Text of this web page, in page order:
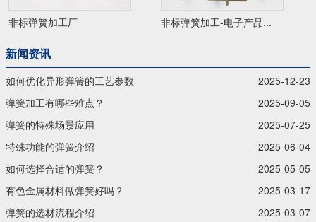
非标弹簧加工厂 非标弹簧加工-电子产品...
新闻资讯
如何优化异形弹簧的工艺参数
2025-12-23
弹簧加工有哪些难点？
2025-09-05
弹簧的特殊场景应用
2025-07-25
特殊功能的弹簧介绍
2025-06-04
如何选择合适的弹簧？
2025-05-05
有色金属材料做弹簧好吗？
2025-03-17
弹簧的选材流程介绍
2025-03-07